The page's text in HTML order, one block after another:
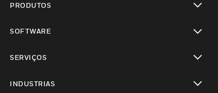
PRODUTOS
SOFTWARE
SERVIÇOS
INDUSTRIAS